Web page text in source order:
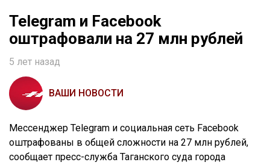
Telegram и Facebook
оштрафовали на 27 млн рублей
5 лет назад
ВАШИ НОВОСТИ
Мессенджер Telegram и социальная сеть Facebook
оштрафованы в общей сложности на 27 млн рублей,
сообщает пресс-служба Таганского суда города